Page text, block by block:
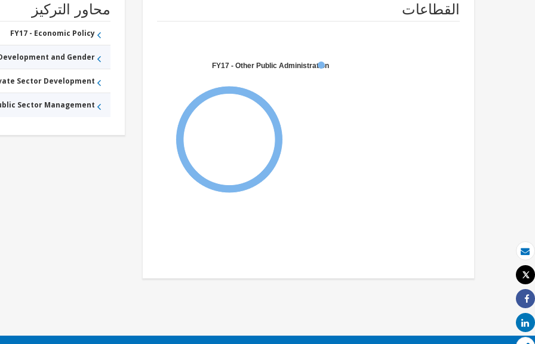
بريد الكتروني
طباعة
Tweet
Share
Share
القطاعات
FY17 - Other Public Administration
محاور التركيز
FY17 - Economic Policy
and Gender
Sector Development
Sector Management